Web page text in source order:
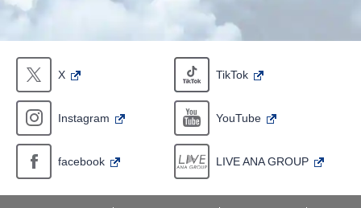
X TikTok
Instagram YouTube
facebook LIVE ANA GROUP